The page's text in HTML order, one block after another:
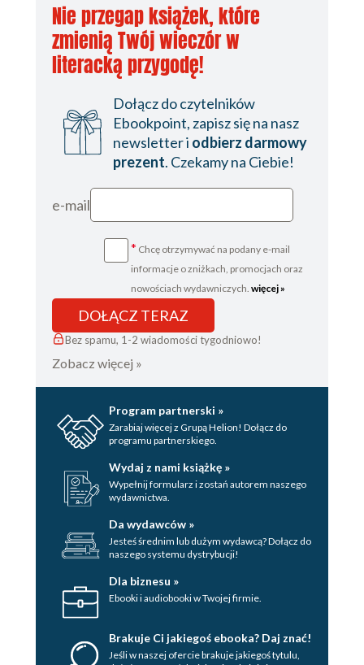
Nie przegap książek, które
zmienią Twój wieczór w
literacką przygodę!
Dołącz do czytelników
Ebookpoint, zapisz się na nasz
newsletter i odbierz darmowy
prezent. Czekamy na Ciebie!
e-mail
* Chcę otrzymywać na podany e-mail
informacje o zniżkach, promocjach oraz
nowościach wydawniczych. więcej »
DOŁĄCZ TERAZ
Bez spamu, 1-2 wiadomości tygodniowo!
Zobacz więcej »
Program partnerski »
Zarabiaj więcej z Grupą Helion! Dołącz do
programu partnerskiego.
Wydaj z nami książkę »
Wypełnij formularz i zostań autorem naszego
wydawnictwa.
Da wydawców »
Jesteś średnim lub dużym wydawcą? Dołącz do
naszego systemu dystrybucji!
Dla biznesu »
Ebooki i audiobooki w Twojej firmie.
Brakuje Ci jakiegoś ebooka? Daj znać!
Jeśli w naszej ofercie brakuje jakiegoś tytulu,